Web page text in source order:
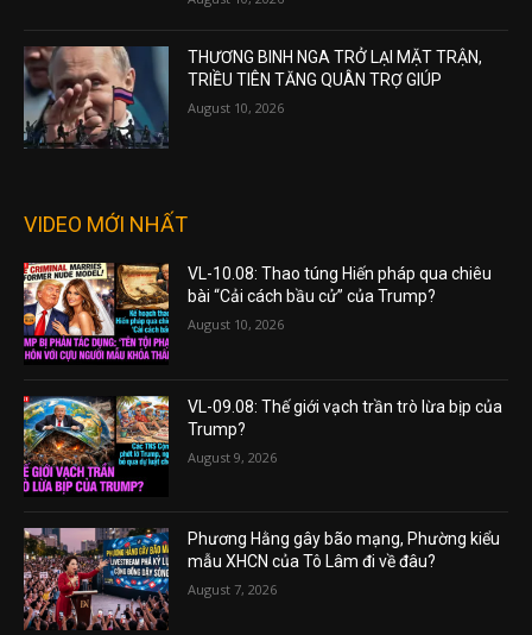
THƯƠNG BINH NGA TRỞ LẠI MẶT TRẬN,
TRIỀU TIÊN TĂNG QUÂN TRỢ GIÚP
August 10, 2026
VIDEO MỚI NHẤT
VL-10.08: Thao túng Hiến pháp qua chiêu
bài “Cải cách bầu cử” của Trump?
August 10, 2026
VL-09.08: Thế giới vạch trần trò lừa bịp của
Trump?
August 9, 2026
Phương Hằng gây bão mạng, Phường kiểu
mẫu XHCN của Tô Lâm đi về đâu?
August 7, 2026